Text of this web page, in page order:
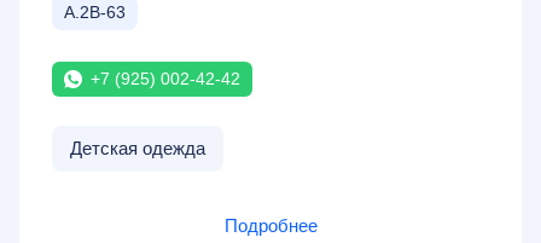
А.2В-63
+7 (925) 002-42-42
Детская одежда
Подробнее